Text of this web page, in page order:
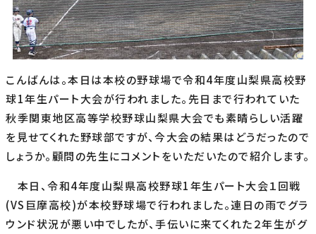
こんばんは。本日は本校の野球場で令和4年度山梨県高校野
球1年生パート大会が行われました。先日まで行われていた
秋季関東地区高等学校野球山梨県大会でも素晴らしい活躍
を見せてくれた野球部ですが、今大会の結果はどうだったので
しょうか。顧問の先生にコメントをいただいたので紹介します。
本日、令和4年度山梨県高校野球1年生パート大会１回戦
(VS巨摩高校)が本校野球場で行われました。連日の雨でグラ
ウンド状況が悪い中でしたが、手伝いに来てくれた２年生がグ